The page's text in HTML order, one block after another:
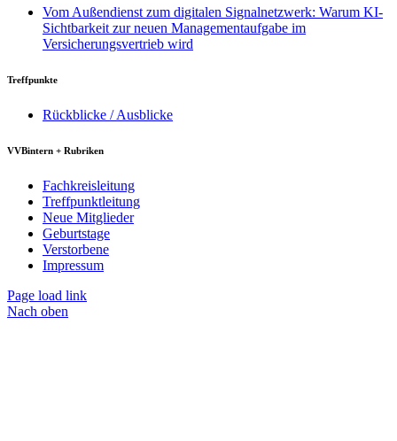
Vom Außendienst zum digitalen Signalnetzwerk: Warum KI-
Sichtbarkeit zur neuen Managementaufgabe im
Versicherungsvertrieb wird
Treffpunkte
Rückblicke / Ausblicke
VVBintern + Rubriken
Fachkreisleitung
Treffpunktleitung
Neue Mitglieder
Geburtstage
Verstorbene
Impressum
Page load link
Nach oben